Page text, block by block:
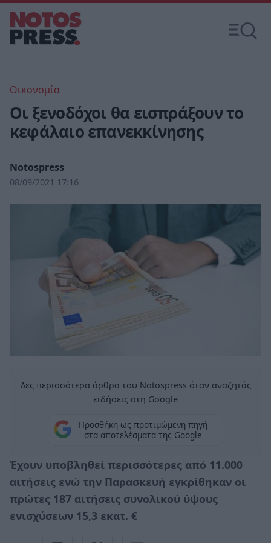
Οικονομία
Οι ξενοδόχοι θα εισπράξουν το
κεφάλαιο επανεκκίνησης
Notospress
08/09/2021 17:16
Δες περισσότερα άρθρα του Notospress όταν αναζητάς
ειδήσεις στη Google
Προσθήκη ως προτιμώμενη πηγή
στα αποτελέσματα της Google
Έχουν υποβληθεί περισσότερες από 11.000
αιτήσεις ενώ την Παρασκευή εγκρίθηκαν οι
πρώτες 187 αιτήσεις συνολικού ύψους
ενισχύσεων 15,3 εκατ. €